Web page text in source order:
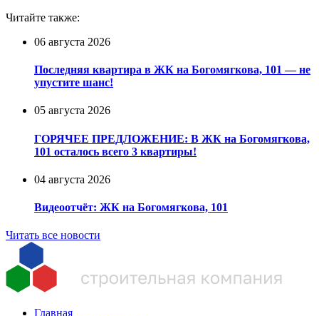
Читайте также:
06 августа 2026
Последняя квартира в ЖК на Богомягкова, 101 — не
упустите шанс!
05 августа 2026
ГОРЯЧЕЕ ПРЕДЛОЖЕНИЕ: В ЖК на Богомягкова,
101 осталось всего 3 квартиры!
04 августа 2026
Видеоотчёт: ЖК на Богомягкова, 101
Читать все новости
Главная